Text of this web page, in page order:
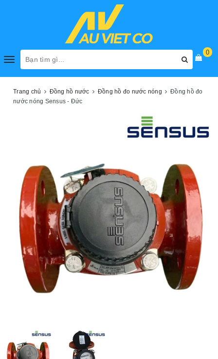
Toggle
0
Trang chủ Đồng hồ nước Đồng hồ đo nước nóng
Đồng hồ đo
nước nóng Sensus - Đức